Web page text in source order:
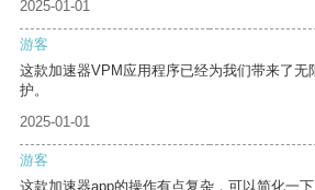
2025-01-01
游客
这款加速器VPM应用程序已经为我们带来了无
护。
2025-01-01
游客
这款加速器app的操作有点复杂，可以简化一